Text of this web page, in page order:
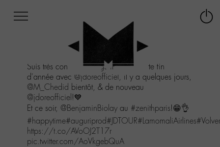
menu
Aller
au
contenu
Aller
Suis très concerts@AuguriProden cette fin
d'année avec @jdoreofficiel, il y a quelques jours,
@M_Chedid bientôt, & de nouveau
@jdoreofficiel !💙
Et ce soir, @BenjaminBiolay au #zenithparis!😁👌
#happytime#auguriprod#JDTOUR#LamomaliAirlines
https://t.co/AVoOJ2T17r
pic.twitter.com/AoVkgebQuA